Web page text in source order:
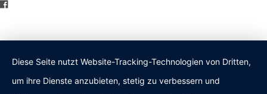
Diese Seite nutzt Website-Tracking-Technologien von Dritten,
um ihre Dienste anzubieten, stetig zu verbessern und